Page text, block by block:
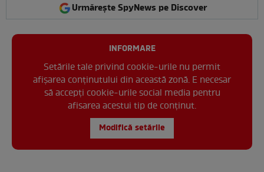
Urmărește SpyNews pe Discover
INFORMARE
Setările tale privind cookie-urile nu permit
afișarea conținutului din această zonă. E necesar
să accepți cookie-urile social media pentru
afisarea acestui tip de conținut.
Modifică setările